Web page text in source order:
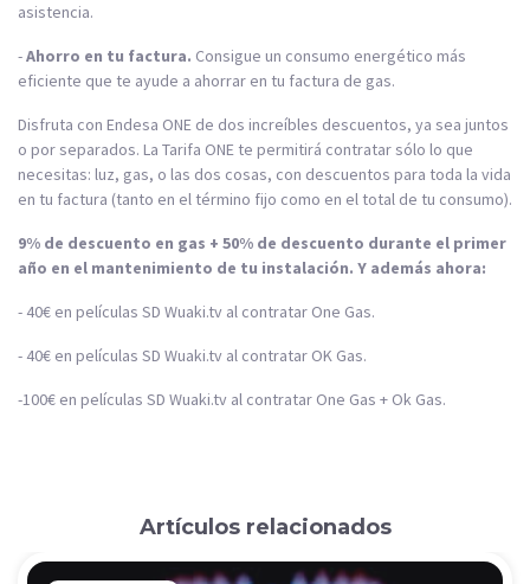
asistencia.
-Ahorro en tu factura. Consigue un consumo energético más
eficiente que te ayude a ahorrar en tu factura de gas.
Disfruta con Endesa ONE de dos increíbles descuentos, ya sea juntos
o por separados. La Tarifa ONE te permitirá contratar sólo lo que
necesitas: luz, gas, o las dos cosas, con descuentos para toda la vida
en tu factura (tanto en el término fijo como en el total de tu consumo).
9% de descuento en gas + 50% de descuento durante el primer
año en el mantenimiento de tu instalación. Y además ahora:
- 40€ en películas SD Wuaki.tv al contratar One Gas.
- 40€ en películas SD Wuaki.tv al contratar OK Gas.
-100€ en películas SD Wuaki.tv al contratar One Gas + Ok Gas.
Artículos relacionados